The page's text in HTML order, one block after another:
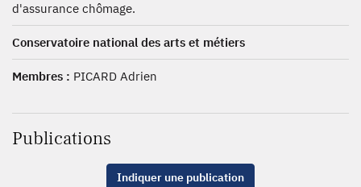
d'assurance chômage.
Conservatoire national des arts et métiers
Membres : PICARD Adrien
Publications
Indiquer une publication